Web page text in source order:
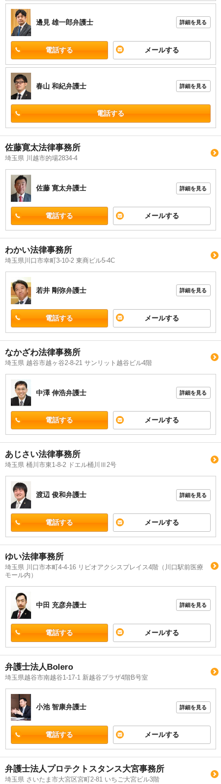
邊見 雄一郎弁護士 詳細を見る
電話する メールする
春山 和紀弁護士 詳細を見る
電話する
佐藤寛太法律事務所
埼玉県 川越市的場2834-4
佐藤 寛太弁護士 詳細を見る
電話する メールする
わかい法律事務所
埼玉県川口市幸町3-10-2 東商ビル5-4C
若井 剛弥弁護士 詳細を見る
電話する メールする
なかざわ法律事務所
埼玉県 越谷市越ヶ谷2-8-21 サンリット越谷ビル4階
中澤 伸浩弁護士 詳細を見る
電話する メールする
あじさい法律事務所
埼玉県 桶川市東1-8-2 ドエル桶川Ⅲ2号
渡辺 俊和弁護士 詳細を見る
電話する メールする
ゆい法律事務所
埼玉県 川口市本町4-4-16 リビオアクシスプレイス4階（川口駅前医療
モール内）
中田 充彦弁護士 詳細を見る
電話する メールする
弁護士法人Bolero
埼玉県越谷市南越谷1-17-1 新越谷プラザ4階B号室
小池 智康弁護士 詳細を見る
電話する メールする
弁護士法人プロテクトスタンス大宮事務所
埼玉県 さいたま市大宮区宮町2-81 いちご大宮ビル3階